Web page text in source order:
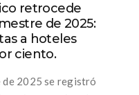
retrocede
de 2025:
a hoteles
ciento.
de 2025 se registró